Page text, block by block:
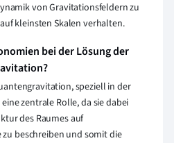
von Gravitationsfeldern zu
kleinsten Skalen verhalten.
bei der Lösung der
speziell in der
zentrale Rolle, da sie dabei
des Raumes auf
beschreiben und somit die